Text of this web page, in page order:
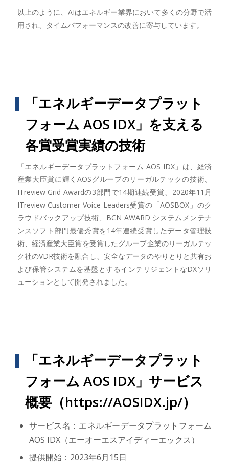
以上のように、AIはエネルギー業界において多くの分野で活
用され、タイムパフォーマンスの改善に寄与しています。
「エネルギーデータプラット
フォーム AOS IDX」を支える
各賞受賞実績の技術
「エネルギーデータプラットフォーム AOS IDX」は、経済
産業大臣賞に輝くAOSグループのリーガルテックの技術、
ITreview Grid Awardの3部門で14期連続受賞、2020年11月
ITreview Customer Voice Leaders受賞の「AOSBOX」のク
ラウドバックアップ技術、BCN AWARD システムメンテナ
ンスソフト部門最優秀賞を14年連続受賞したデータ管理技
術、経済産業大臣賞を受賞したグループ企業のリーガルテッ
ク社のVDR技術を融合し、安全なデータのやりとりと共有お
よび保管システムを基盤とするインテリジェントなDXソリ
ューションとして開発されました。
「エネルギーデータプラット
フォーム AOS IDX」サービス
概要（https://AOSIDX.jp/）
サービス名：エネルギーデータプラットフォーム
AOS IDX（エーオーエスアイディーエックス）
提供開始：2023年6月15日